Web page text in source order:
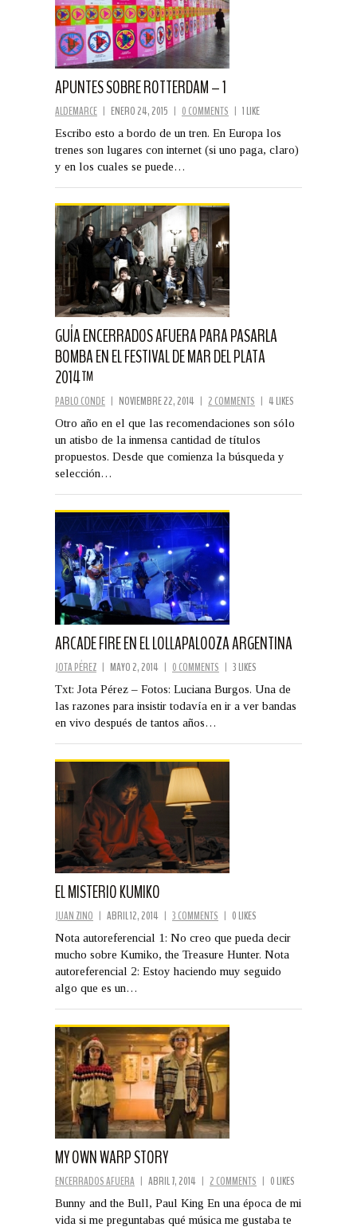
APUNTES SOBRE ROTTERDAM – 1
ALDEMARCE | ENERO 24, 2015 | 0 COMMENTS | 1 LIKE
Escribo esto a bordo de un tren. En Europa los
trenes son lugares con internet (si uno paga, claro)
y en los cuales se puede…
GUÍA ENCERRADOS AFUERA PARA PASARLA
BOMBA EN EL FESTIVAL DE MAR DEL PLATA
2014™
PABLO CONDE | NOVIEMBRE 22, 2014 | 2 COMMENTS | 4 LIKES
Otro año en el que las recomendaciones son sólo
un atisbo de la inmensa cantidad de títulos
propuestos. Desde que comienza la búsqueda y
selección…
ARCADE FIRE EN EL LOLLAPALOOZA ARGENTINA
JOTA PÉREZ | MAYO 2, 2014 | 0 COMMENTS | 3 LIKES
Txt: Jota Pérez – Fotos: Luciana Burgos. Una de
las razones para insistir todavía en ir a ver bandas
en vivo después de tantos años…
EL MISTERIO KUMIKO
JUAN ZINO | ABRIL 12, 2014 | 3 COMMENTS | 0 LIKES
Nota autoreferencial 1: No creo que pueda decir
mucho sobre Kumiko, the Treasure Hunter. Nota
autoreferencial 2: Estoy haciendo muy seguido
algo que es un…
MY OWN WARP STORY
ENCERRADOS AFUERA | ABRIL 7, 2014 | 2 COMMENTS | 0 LIKES
Bunny and the Bull, Paul King En una época de mi
vida si me preguntabas qué música me gustaba te